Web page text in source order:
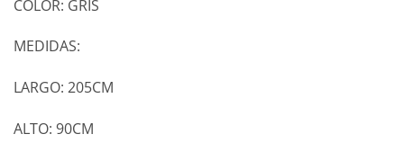
COLOR: GRIS
MEDIDAS:
LARGO: 205CM
ALTO: 90CM